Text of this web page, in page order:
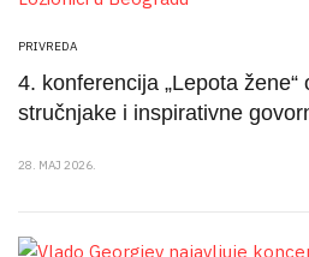
PRIVREDA
4. konferencija „Lepota žene“
stručnjake i inspirativne
28. MAJ 2026.